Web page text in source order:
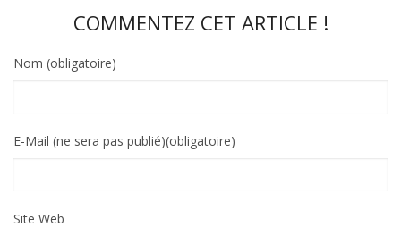
COMMENTEZ CET ARTICLE !
Nom (obligatoire)
E-Mail (ne sera pas publié)(obligatoire)
Site Web